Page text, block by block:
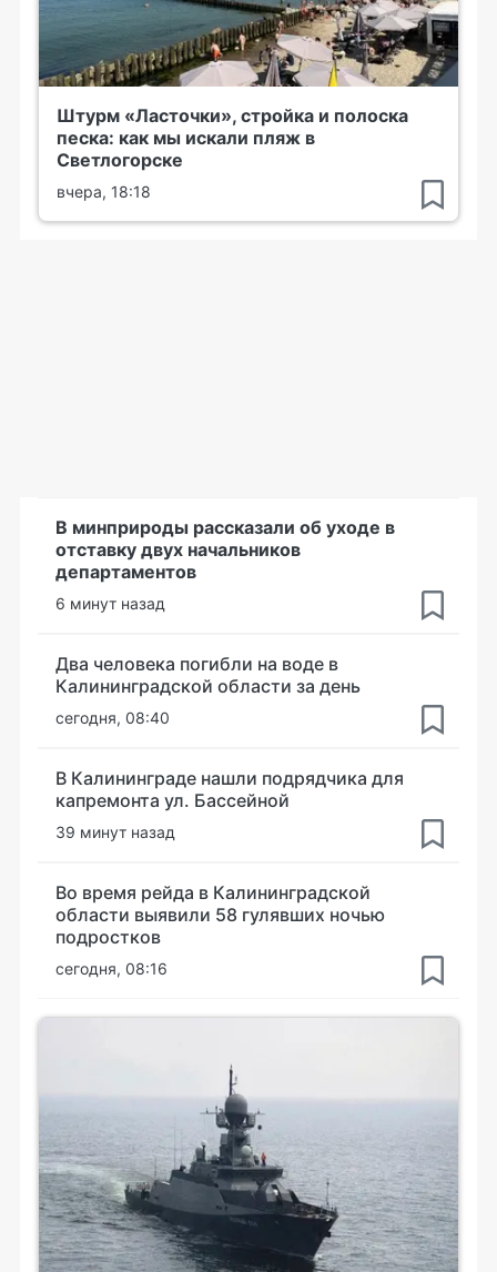
Штурм «Ласточки», стройка и полоска
песка: как мы искали пляж в
Светлогорске
вчера, 18:18
В минприроды рассказали об уходе в
отставку двух начальников
департаментов
6 минут назад
Два человека погибли на воде в
Калининградской области за день
сегодня, 08:40
В Калининграде нашли подрядчика для
капремонта ул. Бассейной
39 минут назад
Во время рейда в Калининградской
области выявили 58 гулявших ночью
подростков
сегодня, 08:16